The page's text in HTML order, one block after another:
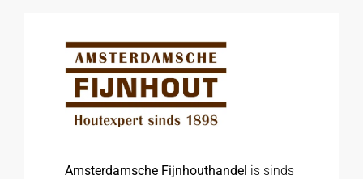
Amsterdamsche Fijnhouthandel is sinds